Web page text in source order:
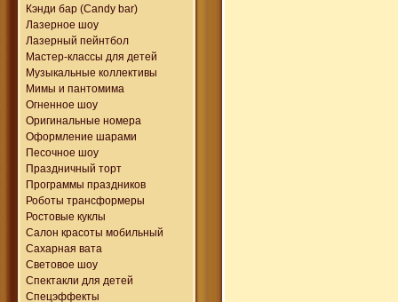
Кэнди бар (Candy bar)
Лазерное шоу
Лазерный пейнтбол
Мастер-классы для детей
Музыкальные коллективы
Мимы и пантомима
Огненное шоу
Оригинальные номера
Оформление шарами
Песочное шоу
Праздничный торт
Программы праздников
Роботы трансформеры
Ростовые куклы
Салон красоты мобильный
Сахарная вата
Световое шоу
Спектакли для детей
Спецэффекты